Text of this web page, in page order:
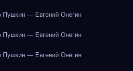
Пушкин — Евгений Онегин
Пушкин — Евгений Онегин
Пушкин — Евгений Онегин